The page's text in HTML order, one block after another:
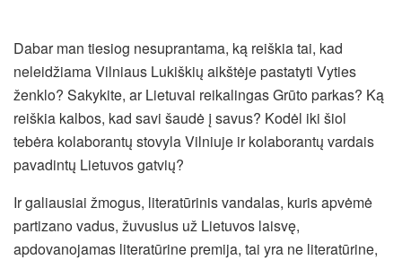
Dabar man tiesiog nesuprantama, ką reiškia tai, kad
neleidžiama Vilniaus Lukiškių aikštėje pastatyti Vyties
ženklo? Sakykite, ar Lietuvai reikalingas Grūto parkas? Ką
reiškia kalbos, kad savi šaudė į savus? Kodėl iki šiol
tebėra kolaborantų stovyla Vilniuje ir kolaborantų vardais
pavadintų Lietuvos gatvių?
Ir galiausiai žmogus, literatūrinis vandalas, kuris apvėmė
partizano vadus, žuvusius už Lietuvos laisvę,
apdovanojamas literatūrine premija, tai yra ne literatūrine,